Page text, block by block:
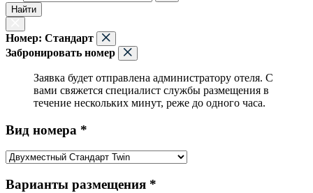
Найти
Номер: Стандарт
Забронировать номер
Заявка будет отправлена администратору отеля. С
вами свяжется специалист службы размещения в
течение нескольких минут, реже до одного часа.
Вид номера *
Варианты размещения *